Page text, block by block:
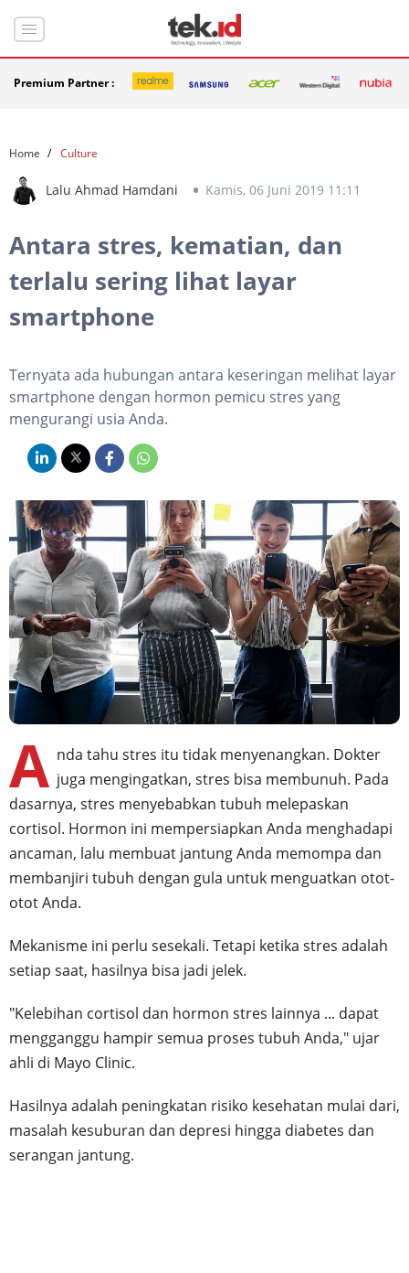
Premium Partner :
Home Culture
Lalu Ahmad Hamdani Kamis, 06 Juni 2019 11:11
Antara stres, kematian, dan
terlalu sering lihat layar
smartphone
Ternyata ada hubungan antara keseringan melihat layar
smartphone dengan hormon pemicu stres yang
mengurangi usia Anda.
A nda tahu stres itu tidak menyenangkan. Dokter
juga mengingatkan, stres bisa membunuh. Pada
dasarnya, stres menyebabkan tubuh melepaskan
cortisol. Hormon ini mempersiapkan Anda menghadapi
ancaman, lalu membuat jantung Anda memompa dan
membanjiri tubuh dengan gula untuk menguatkan otot-
otot Anda.
Mekanisme ini perlu sesekali. Tetapi ketika stres adalah
setiap saat, hasilnya bisa jadi jelek.
"Kelebihan cortisol dan hormon stres lainnya ... dapat
mengganggu hampir semua proses tubuh Anda," ujar
ahli di Mayo Clinic.
Hasilnya adalah peningkatan risiko kesehatan mulai dari,
masalah kesuburan dan depresi hingga diabetes dan
serangan jantung.